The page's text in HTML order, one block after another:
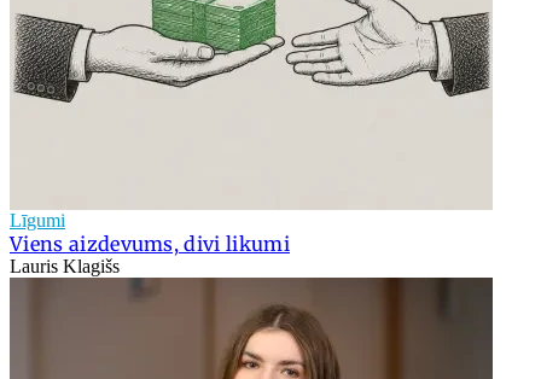
Līgumi
Viens aizdevums, divi likumi
Lauris Klagišs